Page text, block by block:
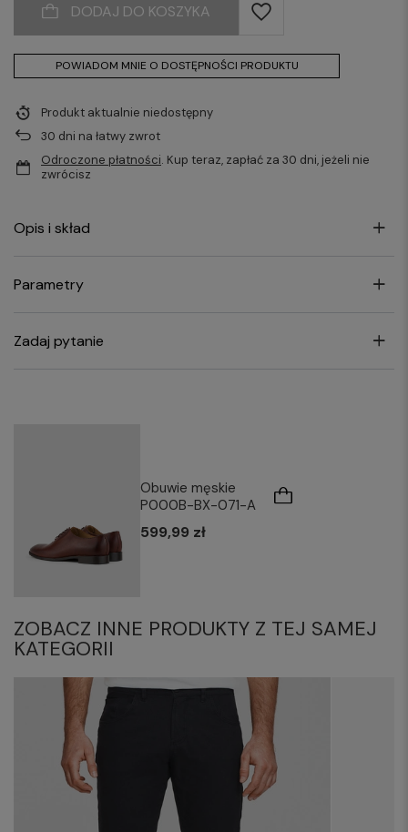
DODAJ DO KOSZYKA
POWIADOM MNIE O DOSTĘPNOŚCI PRODUKTU
Produkt aktualnie niedostępny
30 dni na łatwy zwrot
Odroczone płatności. Kup teraz, zapłać za 30 dni, jeżeli nie
zwrócisz
Opis i skład
Parametry
Zadaj pytanie
Obuwie męskie
P000B-BX-071-A
599,99 zł
ZOBACZ INNE PRODUKTY Z TEJ SAMEJ
KATEGORII